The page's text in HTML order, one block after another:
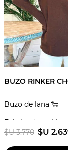
BUZO RINKER
Buzo de lana 🐑
Fabricado en
$U 3.770 $U